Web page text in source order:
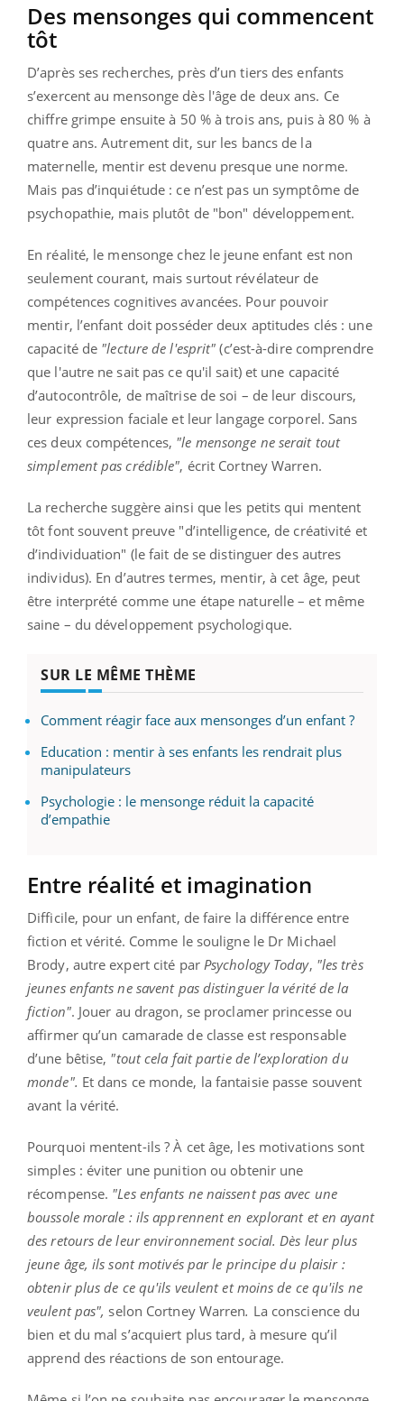
Des mensonges qui commencent
tôt
D’après ses recherches, près d’un tiers des enfants
s’exercent au mensonge dès l'âge de deux ans. Ce
chiffre grimpe ensuite à 50 % à trois ans, puis à 80 % à
quatre ans. Autrement dit, sur les bancs de la
maternelle, mentir est devenu presque une norme.
Mais pas d’inquiétude : ce n’est pas un symptôme de
psychopathie, mais plutôt de "bon" développement.
En réalité, le mensonge chez le jeune enfant est non
seulement courant, mais surtout révélateur de
compétences cognitives avancées. Pour pouvoir
mentir, l’enfant doit posséder deux aptitudes clés : une
capacité de "lecture de l'esprit" (c’est-à-dire comprendre
que l'autre ne sait pas ce qu'il sait) et une capacité
d’autocontrôle, de maîtrise de soi – de leur discours,
leur expression faciale et leur langage corporel. Sans
ces deux compétences, "le mensonge ne serait tout
simplement pas crédible", écrit Cortney Warren.
La recherche suggère ainsi que les petits qui mentent
tôt font souvent preuve "d’intelligence, de créativité et
d’individuation" (le fait de se distinguer des autres
individus). En d’autres termes, mentir, à cet âge, peut
être interprété comme une étape naturelle – et même
saine – du développement psychologique.
SUR LE MÊME THÈME
Comment réagir face aux mensonges d’un enfant ?
Education : mentir à ses enfants les rendrait plus
manipulateurs
Psychologie : le mensonge réduit la capacité
d’empathie
Entre réalité et imagination
Difficile, pour un enfant, de faire la différence entre
fiction et vérité. Comme le souligne le Dr Michael
Brody, autre expert cité par Psychology Today, "les très
jeunes enfants ne savent pas distinguer la vérité de la
fiction". Jouer au dragon, se proclamer princesse ou
affirmer qu’un camarade de classe est responsable
d’une bêtise, "tout cela fait partie de l’exploration du
monde". Et dans ce monde, la fantaisie passe souvent
avant la vérité.
Pourquoi mentent-ils ? À cet âge, les motivations sont
simples : éviter une punition ou obtenir une
récompense. "Les enfants ne naissent pas avec une
boussole morale : ils apprennent en explorant et en ayant
des retours de leur environnement social. Dès leur plus
jeune âge, ils sont motivés par le principe du plaisir :
obtenir plus de ce qu'ils veulent et moins de ce qu'ils ne
veulent pas",selon Cortney Warren. La conscience du
bien et du mal s’acquiert plus tard, à mesure qu’il
apprend des réactions de son entourage.